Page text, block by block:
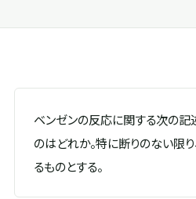
ベンゼンの反応に関する次の記
のはどれか。特に断りのない限
るものとする。